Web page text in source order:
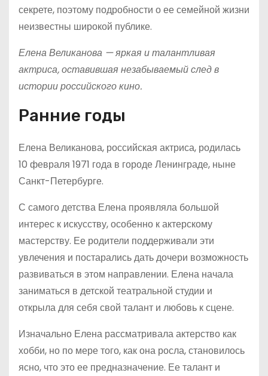
секрете, поэтому подробности о ее семейной жизни
неизвестны широкой публике.
Елена Великанова — яркая и талантливая
актриса, оставившая незабываемый след в
истории российского кино.
Ранние годы
Елена Великанова, российская актриса, родилась
10 февраля 1971 года в городе Ленинграде, ныне
Санкт-Петербурге.
С самого детства Елена проявляла большой
интерес к искусству, особенно к актерскому
мастерству. Ее родители поддерживали эти
увлечения и постарались дать дочери возможность
развиваться в этом направлении. Елена начала
заниматься в детской театральной студии и
открыла для себя свой талант и любовь к сцене.
Изначально Елена рассматривала актерство как
хобби, но по мере того, как она росла, становилось
ясно, что это ее предназначение. Ее талант и